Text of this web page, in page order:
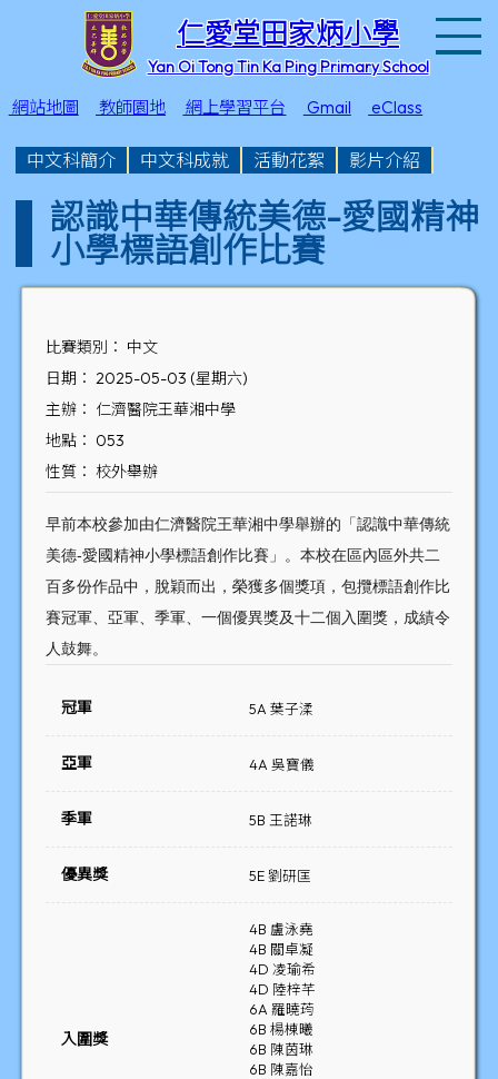
仁愛堂田家炳小學
Yan Oi Tong Tin Ka Ping Primary School
網站地圖 教師園地 網上學習平台 Gmail eClass
中文科簡介 中文科成就 活動花絮 影片介紹
認識中華傳統美德-愛國精神
小學標語創作比賽
比賽類別： 中文
日期： 2025-05-03 (星期六)
主辦： 仁濟醫院王華湘中學
地點： 053
性質： 校外舉辦
早前本校參加由仁濟醫院王華湘中學舉辦的「認識中華傳統
美德-愛國精神小學標語創作比賽」。本校在區內區外共二
百多份作品中，脫穎而出，榮獲多個獎項，包攬標語創作比
賽冠軍、亞軍、季軍、一個優異獎及十二個入圍獎，成績令
人鼓舞。
冠軍 5A 葉子渘
亞軍 4A 吳寶儀
季軍 5B 王諾琳
優異獎 5E 劉研匡
入圍獎
4B 盧泳堯
4B 關卓凝
4D 凌瑜希
4D 陸梓芊
6A 羅曉荺
6B 楊棟曦
6B 陳茵琳
6B 陳嘉怡